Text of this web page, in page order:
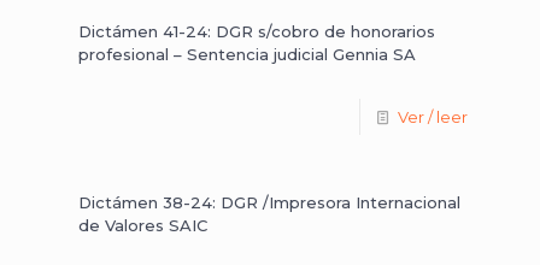
Dictámen 41-24: DGR s/cobro de honorarios
profesional – Sentencia judicial Gennia SA
Ver / leer
Dictámen 38-24: DGR /Impresora Internacional
de Valores SAIC